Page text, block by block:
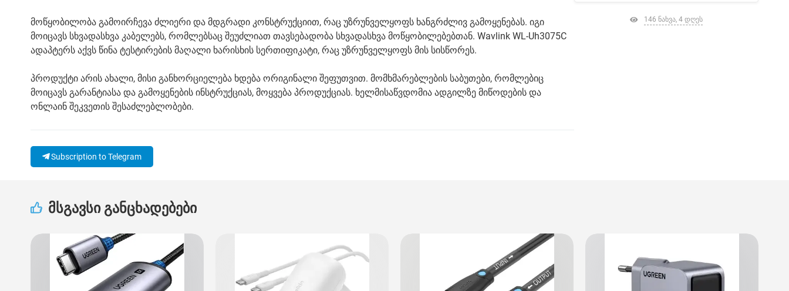
მოწყობილობა გამოირჩევა ძლიერი და მდგრადი კონსტრუქციით, რაც უზრუნველყოფს ხანგრძლივ გამოყენებას. იგი
მოიცავს სხვადასხვა კაბელებს, რომლებსაც შეუძლიათ თავსებადობა სხვადასხვა მოწყობილებებთან. Wavlink WL-Uh3075C
ადაპტერს აქვს წინა ტესტირების მაღალი ხარისხის სერთიფიკატი, რაც უზრუნველყოფს მის სისწორეს.
პროდუქტი არის ახალი, მისი განხორციელება ხდება ორიგინალი შეფუთვით. მომხმარებლების საბუთები, რომლებიც
მოიცავს გარანტიასა და გამოყენების ინსტრუქციას, მოყვება პროდუქციას. ხელმისაწვდომია ადგილზე მიწოდების და
ონლაინ შეკვეთის შესაძლებლობები.
Subscription to Telegram
146 ნახვა, 4 დღეს
მსგავსი განცხადებები